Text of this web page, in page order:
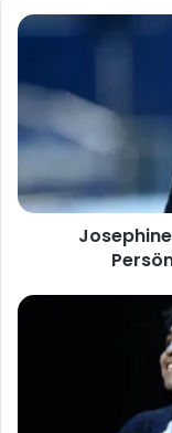
Josephine
facettenreiche
Persönlichkeit
im
Elliot